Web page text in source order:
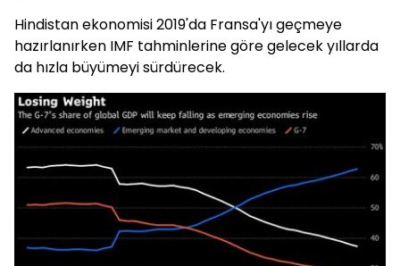
Hindistan ekonomisi 2019'da Fransa'yı geçmeye
hazırlanırken IMF tahminlerine göre gelecek yıllarda
da hızla büyümeyi sürdürecek.